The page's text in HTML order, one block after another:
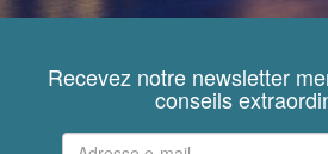
Recevez notre newsletter
conseils